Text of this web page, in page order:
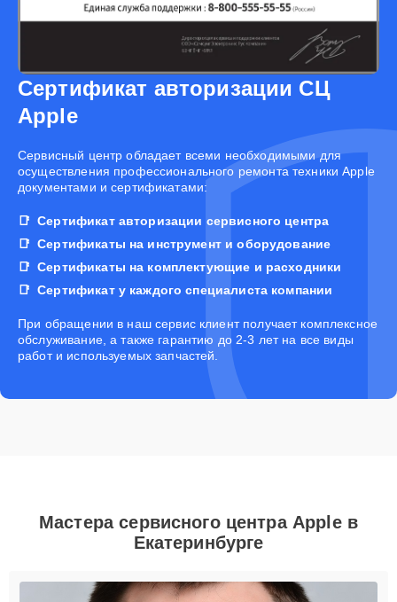
Сертификат авторизации СЦ
Apple
Cервисный центр обладает всеми необходимыми для
осуществления профессионального ремонта техники Apple
документами и сертификатами:
Сертификат авторизации сервисного центра
Сертификаты на инструмент и оборудование
Сертификаты на комплектующие и расходники
Сертификат у каждого специалиста компании
При обращении в наш сервис клиент получает комплексное
обслуживание, а также гарантию до 2-3 лет на все виды
работ и используемых запчастей.
Мастера сервисного центра Apple в
Екатеринбурге